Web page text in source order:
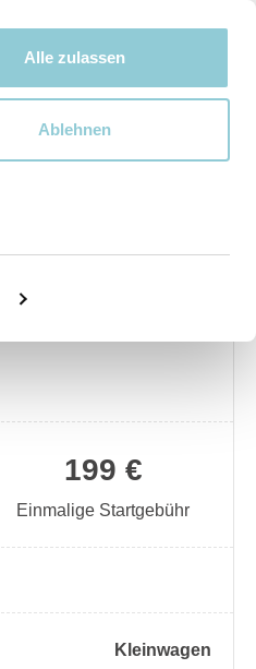
Alle zulassen
Ablehnen
Bewegen bewegt uns!
199 €
Einmalige Startgebühr
Kleinwagen